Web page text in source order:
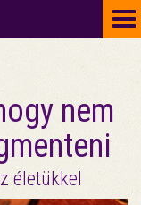
nem
életükkel